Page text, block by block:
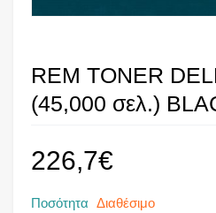
REM TONER
(45,000 σελ.)
226,7€
Ποσότητα Διαθέσιμο